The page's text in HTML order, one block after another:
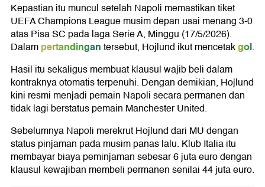
Kepastian itu muncul setelah Napoli memastikan tiket
UEFA Champions Leaguemusim depan usai menang 3-0
atasPisa SC pada laga Serie A, Minggu (17/5/2026).
Dalampertandingantersebut, Hojlund ikut mencetakgol.
Hasil itu sekaligus membuat klausul wajib beli dalam
kontraknya otomatis terpenuhi. Dengan demikian, Hojlund
kini resmi menjadi pemain Napoli secara permanen dan
tidak lagi berstatus pemain Manchester United.
Sebelumnya Napoli merekrut Hojlund dari MU dengan
status pinjaman pada musim panas lalu. Klub Italia itu
membayar biaya peminjaman sebesar 6 juta euro dengan
klausul kewajiban membeli permanen senilai 44 juta euro.